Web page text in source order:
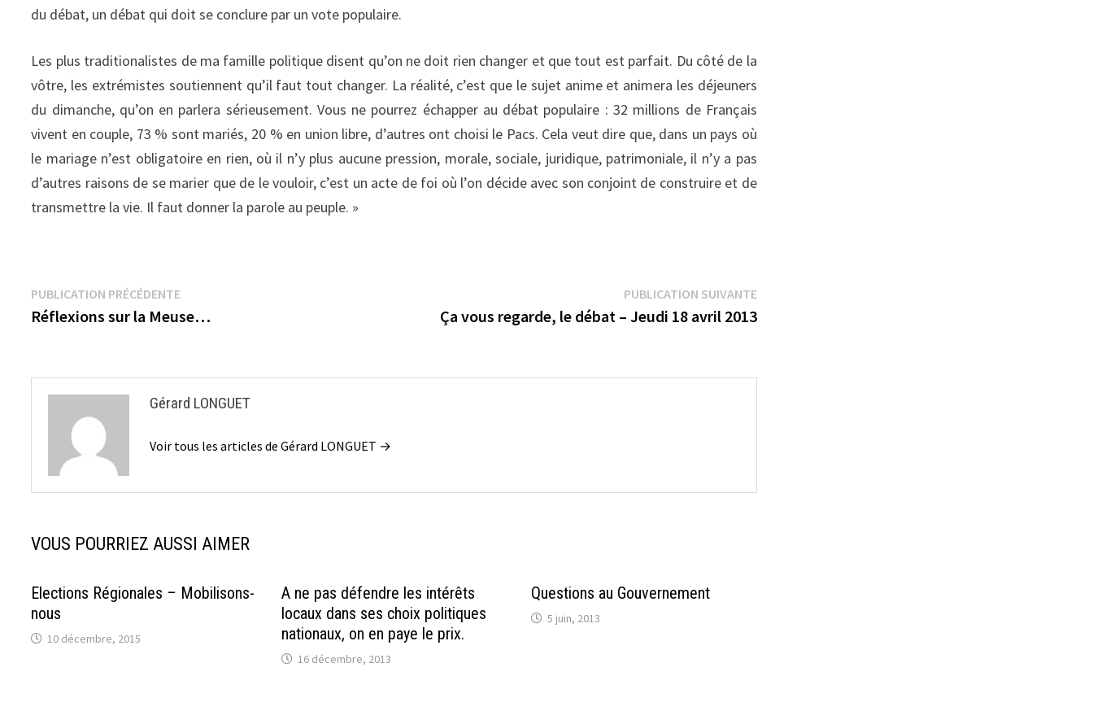
du débat, un débat qui doit se conclure par un vote populaire.
Les plus traditionalistes de ma famille politique disent qu’on ne doit rien changer et que tout est parfait. Du côté de la
vôtre, les extrémistes soutiennent qu’il faut tout changer. La réalité, c’est que le sujet anime et animera les déjeuners
du dimanche, qu’on en parlera sérieusement. Vous ne pourrez échapper au débat populaire : 32 millions de Français
vivent en couple, 73 % sont mariés, 20 % en union libre, d’autres ont choisi le Pacs. Cela veut dire que, dans un pays où
le mariage n’est obligatoire en rien, où il n’y plus aucune pression, morale, sociale, juridique, patrimoniale, il n’y a pas
d’autres raisons de se marier que de le vouloir, c’est un acte de foi où l’on décide avec son conjoint de construire et de
transmettre la vie. Il faut donner la parole au peuple. »
Navigation
de
PUBLICATION PRÉCÉDENTEPublication
précédente :
Réflexions sur la Meuse…
PUBLICATION SUIVANTEPublication
suivante :
Ça vous regarde, le débat – Jeudi 18 avril 2013
Gérard LONGUET
Voir tous les articles de Gérard LONGUET →
VOUS POURRIEZ AUSSI AIMER
Elections Régionales – Mobilisons-
nous
10 décembre, 2015
A ne pas défendre les intérêts
locaux dans ses choix politiques
nationaux, on en paye le prix.
16 décembre, 2013
Questions au Gouvernement
5 juin, 2013